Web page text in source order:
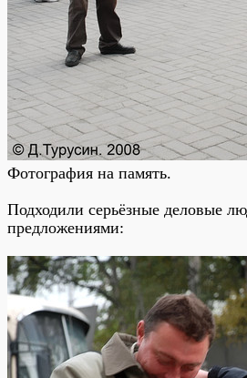
Фотография на память.
Подходили серьёзные деловые
предложениями: